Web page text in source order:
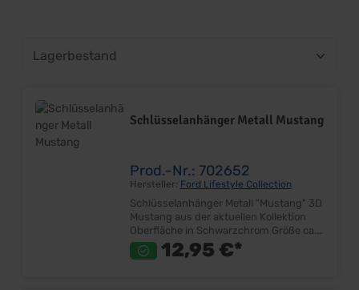
Schlüsselanhänger Metall Mustang
Prod.-Nr.: 702652
Hersteller: Ford Lifestyle Collection
Schlüsselanhänger Metall "Mustang" 3D
Mustang aus der aktuellen Kollektion
Oberfläche in Schwarzchrom Größe ca.
50mm x 22mm Inkl. Schlüsselring mit
Schriftzug Lieferumfang: Stück Preis:12,95 €*